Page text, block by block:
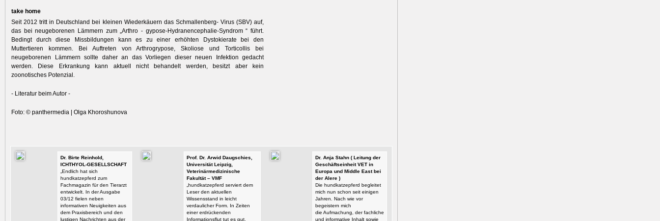
take home
Seit 2012 tritt in Deutschland bei kleinen Wiederkäuern das Schmallenberg- Virus (SBV) auf,
das bei neugeborenen Lämmern zum „Arthro - gypose-Hydranencephalie-Syndrom “ führt.
Bedingt durch diese Missbildungen kann es zu einer erhöhten Dystokierate bei den
Muttertieren kommen. Bei Auftreten von Arthrogrypose, Skoliose und Torticollis bei
neugeborenen Lämmern sollte daher an das Vorliegen dieser neuen Infektion gedacht
werden. Diese Erkrankung kann aktuell nicht behandelt werden, besitzt aber kein
zoonotisches Potenzial.
- Literatur beim Autor -
Foto: © panthermedia | Olga Khoroshunova
Dr. Birte Reinhold,
ICHTHYOL-GESELLSCHAFT
„Endlich hat sich
hundkatzepferd zum
Fachmagazin für den Tierarzt
entwickelt. In der Ausgabe
03/12 fielen neben
informativen Neuigkeiten aus
dem Praxisbereich und den
lustigen Nachrichten aus der
Prof. Dr. Arwid Daugschies,
Universität Leipzig,
Veterinärmedizinische
Fakultät – VMF
„hundkatzepferd serviert dem
Leser den aktuellen
Wissensstand in leicht
verdaulicher Form. In Zeiten
einer erdrückenden
Informationsflut tut es gut,
Dr. Anja Stahn ( Leitung der
Geschäftseinheit VET in
Europa und Middle East bei
der Alere )
Die hundkatzepferd begleitet
mich nun schon seit einigen
Jahren. Nach wie vor
begeistern mich
die Aufmachung, der fachliche
und informative Inhalt sowie